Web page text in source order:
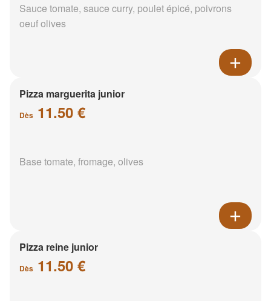
Sauce tomate, sauce curry, poulet épicé, poivrons
oeuf olives
Pizza marguerita junior
Dès 11.50 €
Base tomate, fromage, olives
Pizza reine junior
Dès 11.50 €